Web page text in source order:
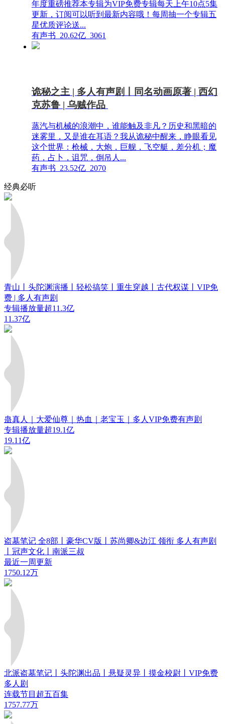
年度重磅推荐本专辑为VIP免费专辑每天上午10点5集
更新，订阅可以听到最新内容哦！每周抽一个专辑五
星优质评论送...
有声书 20.62亿 3061
诡秘之主 | 多人有声剧丨同名动画原著 | 西幻
克苏鲁 | 乌贼作品
蒸汽与机械的浪潮中，谁能触及非凡？历史和黑暗的
迷雾里，又是谁在耳语？我从诡秘中醒来，睁眼看见
这个世界：枪械，大炮，巨舰，飞空艇，差分机；魔
药，占卜，诅咒，倒吊人...
有声书 23.52亿 2070
经典必听
青山丨头陀渊演播丨轻松搞笑丨重生穿越丨古代权谋丨VIP免
费 | 多人有声剧
专辑播放量超11.3亿
11.37亿
蛊真人｜大爱仙尊｜热血｜老宝玉｜多人VIP免费有声剧
专辑播放量超19.1亿
19.11亿
盗墓笔记 全8部丨豪华CV版丨苏尚卿&边江 领衔 多人有声剧
丨冠声文化丨南派三叔
最近一周更新
1750.12万
北派盗墓笔记丨头陀渊出品丨悬疑灵异丨摸金校尉丨VIP免费
多人剧
连载节目超五百集
1757.77万